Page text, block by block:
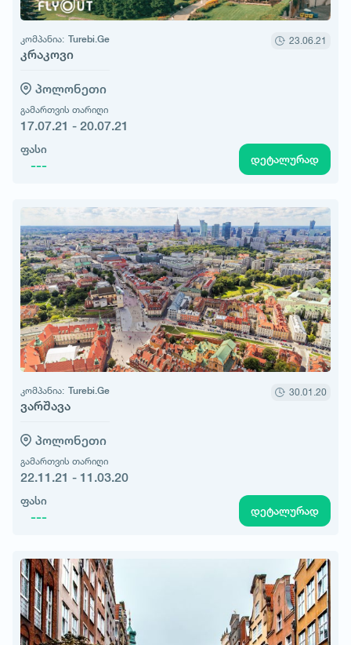
კომპანია: Turebi.Ge
კრაკოვი
23.06.21
პოლონეთი
გამართვის თარიღი
17.07.21 - 20.07.21
ფასი
--- დეტალურად
კომპანია: Turebi.Ge
ვარშავა
30.01.20
პოლონეთი
გამართვის თარიღი
22.11.21 - 11.03.20
ფასი
--- დეტალურად